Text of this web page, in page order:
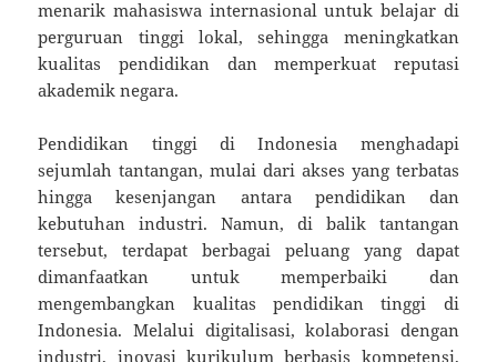
menarik mahasiswa internasional untuk belajar di
perguruan tinggi lokal, sehingga meningkatkan
kualitas pendidikan dan memperkuat reputasi
akademik negara.
Pendidikan tinggi di Indonesia menghadapi
sejumlah tantangan, mulai dari akses yang terbatas
hingga kesenjangan antara pendidikan dan
kebutuhan industri. Namun, di balik tantangan
tersebut, terdapat berbagai peluang yang dapat
dimanfaatkan untuk memperbaiki dan
mengembangkan kualitas pendidikan tinggi di
Indonesia. Melalui digitalisasi, kolaborasi dengan
industri, inovasi kurikulum berbasis kompetensi,